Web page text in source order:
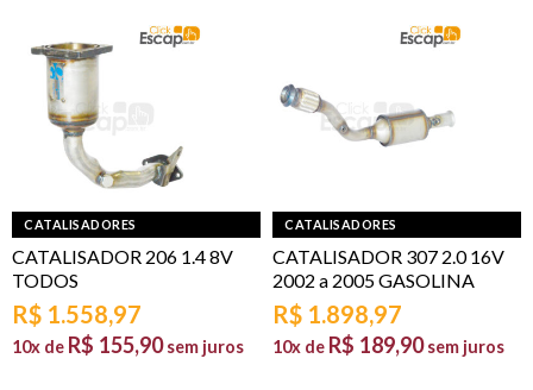
CATALISADORES
CATALISADOR 206 1.4 8V
TODOS
R$ 1.558,97
10x de R$ 155,90 sem juros
CATALISADORES
CATALISADOR 307 2.0 16V
2002 a 2005 GASOLINA
R$ 1.898,97
10x de R$ 189,90 sem juros